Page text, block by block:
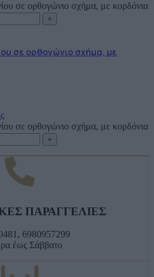
σε ορθογώνιο σχήμα, με κορδόνια
σε ορθογώνιο σχήμα, με
σε ορθογώνιο σχήμα, με κορδόνια
ΠΑΡΑΓΓΕΛΙΕΣ
6980957299
έως Σάββατο